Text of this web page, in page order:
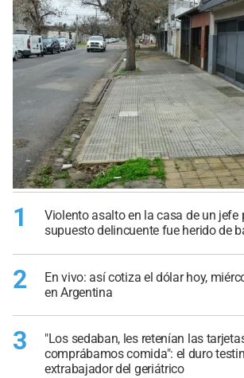
1
Violento asalto en la casa de un jefe
supuesto delincuente fue herido de
2
En vivo: así cotiza el dólar hoy,
en Argentina
3
"Los sedaban, les retenían las
comprábamos comida": el duro
extrabajador del geriátrico